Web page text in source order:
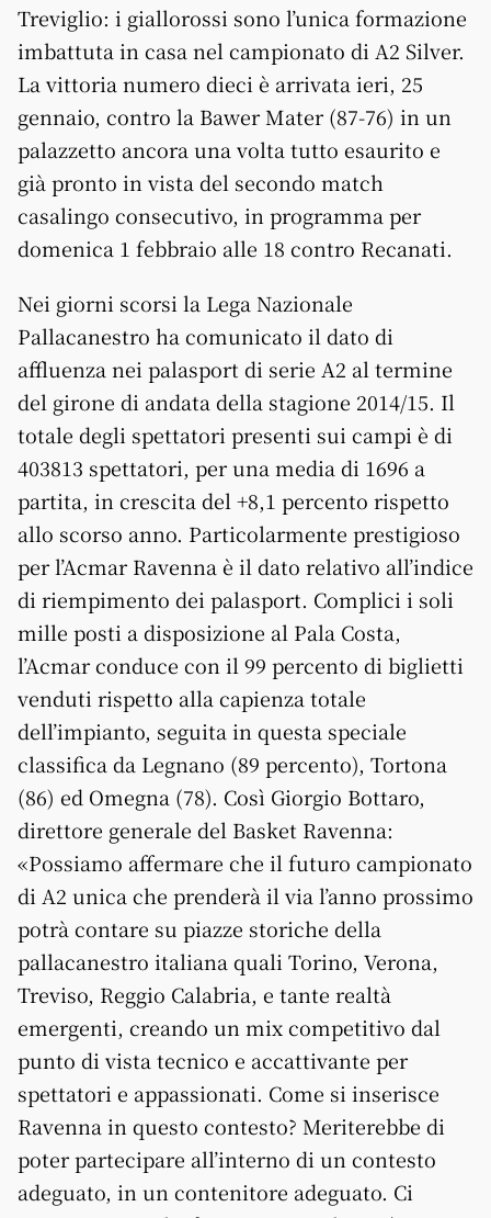
Treviglio: i giallorossi sono l’unica formazione
imbattuta in casa nel campionato di A2 Silver.
La vittoria numero dieci è arrivata ieri, 25
gennaio, contro la Bawer Mater (87-76) in un
palazzetto ancora una volta tutto esaurito e
già pronto in vista del secondo match
casalingo consecutivo, in programma per
domenica 1 febbraio alle 18 contro Recanati.
Nei giorni scorsi la Lega Nazionale
Pallacanestro ha comunicato il dato di
affluenza nei palasport di serie A2 al termine
del girone di andata della stagione 2014/15. Il
totale degli spettatori presenti sui campi è di
403813 spettatori, per una media di 1696 a
partita, in crescita del +8,1 percento rispetto
allo scorso anno. Particolarmente prestigioso
per l’Acmar Ravenna è il dato relativo all’indice
di riempimento dei palasport. Complici i soli
mille posti a disposizione al Pala Costa,
l’Acmar conduce con il 99 percento di biglietti
venduti rispetto alla capienza totale
dell’impianto, seguita in questa speciale
classifica da Legnano (89 percento), Tortona
(86) ed Omegna (78). Così Giorgio Bottaro,
direttore generale del Basket Ravenna:
«Possiamo affermare che il futuro campionato
di A2 unica che prenderà il via l’anno prossimo
potrà contare su piazze storiche della
pallacanestro italiana quali Torino, Verona,
Treviso, Reggio Calabria, e tante realtà
emergenti, creando un mix competitivo dal
punto di vista tecnico e accattivante per
spettatori e appassionati. Come si inserisce
Ravenna in questo contesto? Meriterebbe di
poter partecipare all’interno di un contesto
adeguato, in un contenitore adeguato. Ci